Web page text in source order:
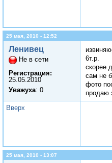
25 мая, 2010 - 12:52
Ленивец
Не в сети
Регистрация:
25.05.2010
Уважуха: 0
6т.р.
скорее
сам не
фото
продаю
Вверх
25 мая, 2010 - 13:07